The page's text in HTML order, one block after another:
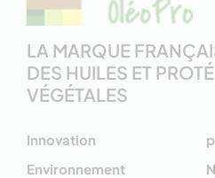
LA MARQUE
DES HUILES ET
VÉGÉTALES
Innovation
Environnement